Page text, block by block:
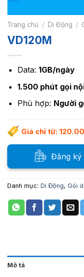
Trang chủ / Di Động /
VD120M
Data: 1GB/ngày
1.500 phút gọi
Phù hợp: Người
Giá chỉ từ:
Đăng ký
Danh mục: Di Động, Gói
Mô tả